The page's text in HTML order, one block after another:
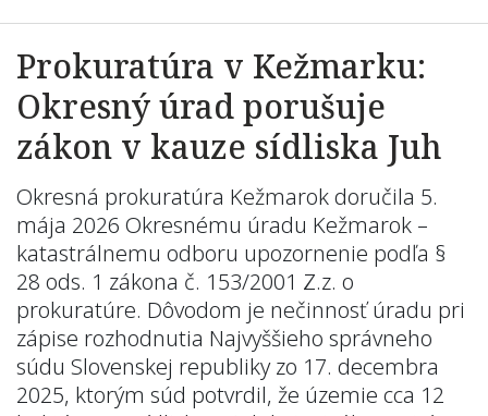
Prokuratúra v Kežmarku:
Okresný úrad porušuje
zákon v kauze sídliska Juh
Okresná prokuratúra Kežmarok doručila 5.
mája 2026 Okresnému úradu Kežmarok –
katastrálnemu odboru upozornenie podľa §
28 ods. 1 zákona č. 153/2001 Z.z. o
prokuratúre. Dôvodom je nečinnosť úradu pri
zápise rozhodnutia Najvyššieho správneho
súdu Slovenskej republiky zo 17. decembra
2025, ktorým súd potvrdil, že územie cca 12